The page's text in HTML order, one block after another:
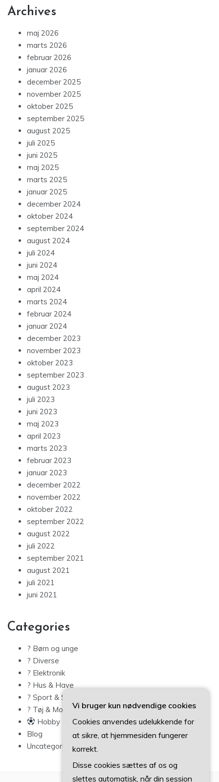
Archives
maj 2026
marts 2026
februar 2026
januar 2026
december 2025
november 2025
oktober 2025
september 2025
august 2025
juli 2025
juni 2025
maj 2025
marts 2025
januar 2025
december 2024
oktober 2024
september 2024
august 2024
juli 2024
juni 2024
maj 2024
april 2024
marts 2024
februar 2024
januar 2024
december 2023
november 2023
oktober 2023
september 2023
august 2023
juli 2023
juni 2023
maj 2023
april 2023
marts 2023
februar 2023
januar 2023
december 2022
november 2022
oktober 2022
september 2022
august 2022
juli 2022
september 2021
august 2021
juli 2021
juni 2021
Categories
? Børn og unge
? Diverse
? Elektronik
? Hus & Have
? Sport & Sundhed
? Tøj & Mode
Hobby
Blog
Uncategorized
Vi bruger kun nødvendige cookies
Cookies anvendes udelukkende for
at sikre, at hjemmesiden fungerer
korrekt.
Disse cookies sættes af os og
slettes automatisk, når din session